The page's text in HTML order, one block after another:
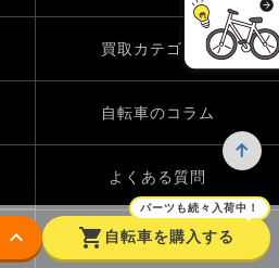
keyboard_arrow_down shopping_cart
パーツも続々入荷中！
自転車を購入する
買取カテゴリー
自転車のコラム
よくある質問
X